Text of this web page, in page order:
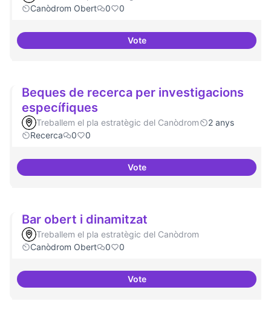
Canòdrom Obert
0 0
VoteDrets Humans i capa digital
Beques de recerca per investigacions
específiques
Treballem el pla estratègic del Canòdrom
2 anys
Recerca
0 0
VoteBeques de recerca per
Bar obert i dinamitzat
Treballem el pla estratègic del Canòdrom
Canòdrom Obert
0 0
VoteBar obert i dinamitzat